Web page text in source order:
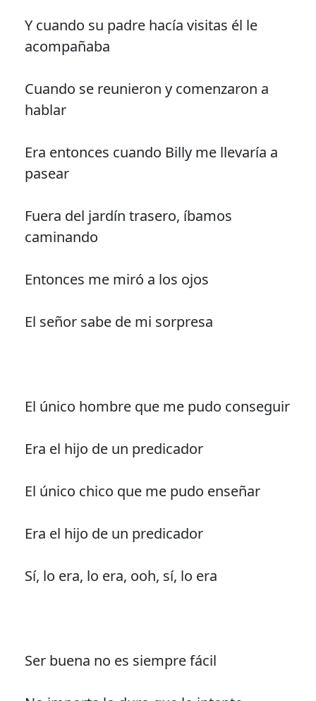
Y cuando su padre hacía visitas él le
acompañaba
Cuando se reunieron y comenzaron a
hablar
Era entonces cuando Billy me llevaría a
pasear
Fuera del jardín trasero, íbamos
caminando
Entonces me miró a los ojos
El señor sabe de mi sorpresa
El único hombre que me pudo conseguir
Era el hijo de un predicador
El único chico que me pudo enseñar
Era el hijo de un predicador
Sí, lo era, lo era, ooh, sí, lo era
Ser buena no es siempre fácil